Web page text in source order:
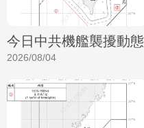
今日中共機艦襲擾動態
2026/08/04